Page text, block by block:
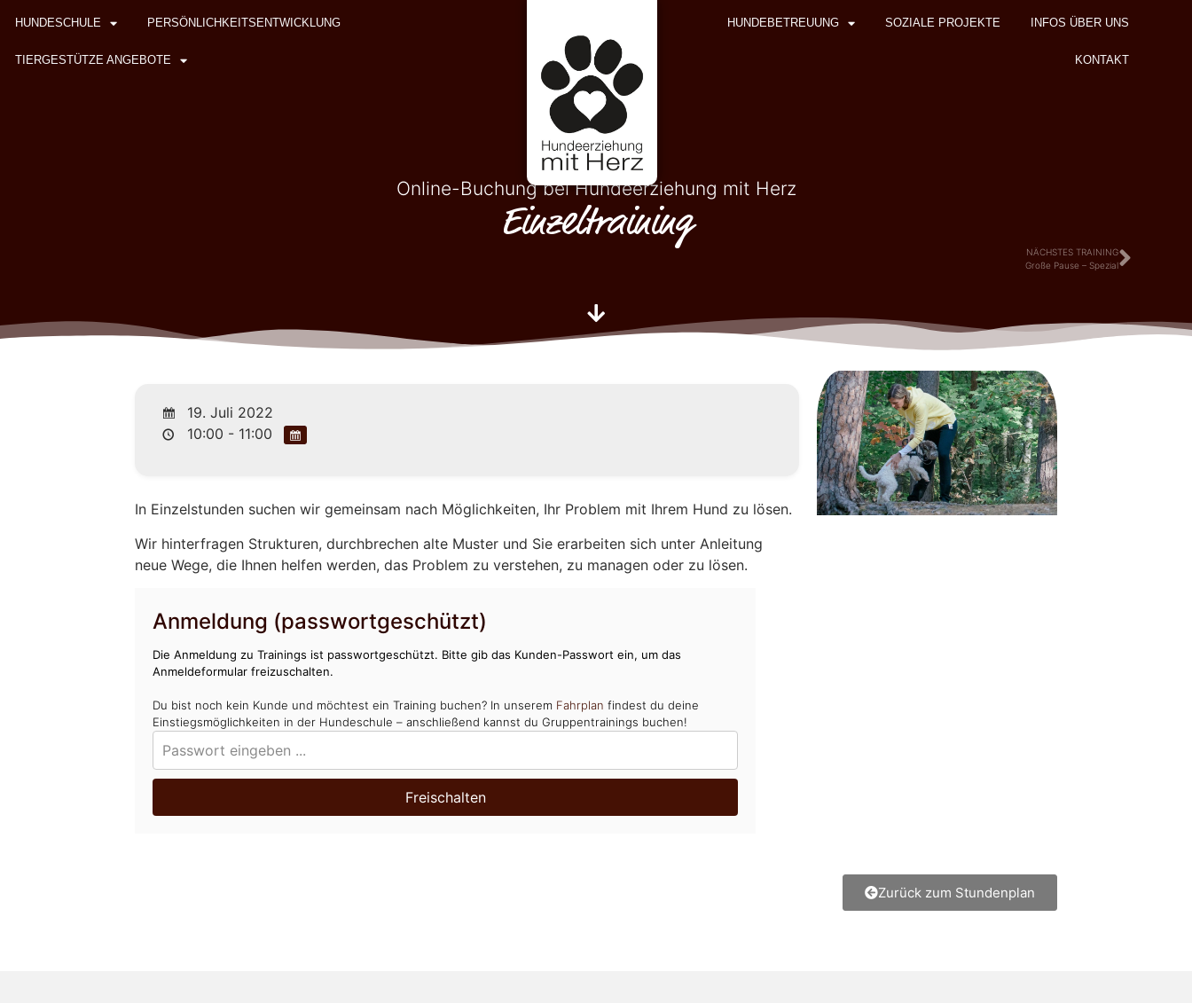
HUNDESCHULE PERSÖNLICHKEITSENTWICKLUNG
TIERGESTÜTZE ANGEBOTE
HUNDEBETREUUNG SOZIALE PROJEKTE INFOS ÜBER UNS
KONTAKT
Online-Buchung bei Hundeerziehung mit Herz
Einzeltraining
NÄCHSTES TRAINING
Große Pause – Spezial
19. Juli 2022
10:00 - 11:00
In Einzelstunden suchen wir gemeinsam nach Möglichkeiten, Ihr Problem mit Ihrem Hund zu lösen.
Wir hinterfragen Strukturen, durchbrechen alte Muster und Sie erarbeiten sich unter Anleitung
neue Wege, die Ihnen helfen werden, das Problem zu verstehen, zu managen oder zu lösen.
Anmeldung (passwortgeschützt)
Die Anmeldung zu Trainings ist passwortgeschützt. Bitte gib das Kunden-Passwort ein, um das
Anmeldeformular freizuschalten.
Du bist noch kein Kunde und möchtest ein Training buchen? In unserem Fahrplan findest du deine
Einstiegsmöglichkeiten in der Hundeschule – anschließend kannst du Gruppentrainings buchen!
Freischalten
Zurück zum Stundenplan